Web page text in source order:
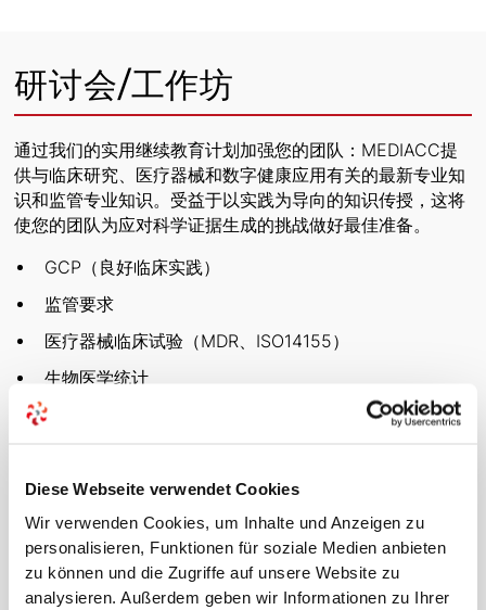
Diese Webseite verwendet Cookies
Wir verwenden Cookies, um Inhalte und Anzeigen zu
personalisieren, Funktionen für soziale Medien anbieten
zu können und die Zugriffe auf unsere Website zu
analysieren. Außerdem geben wir Informationen zu Ihrer
研讨会/工作坊
通过我们的实用继续教育计划加强您的团队：MEDIACC提
供与临床研究、医疗器械和数字健康应用有关的最新专业知
识和监管专业知识。受益于以实践为导向的知识传授，这将
使您的团队为应对科学证据生成的挑战做好最佳准备。
GCP（良好临床实践）
监管要求
医疗器械临床试验（MDR、ISO14155）
生物医学统计
科学工作
医学写作
医学专业
处方医疗应用程序（DIGA 快速通道）